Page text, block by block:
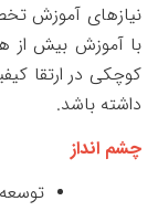
نیازهای آموزش
با آموزش بیش از
کوچکی در ارتقا
داشته باشد.
چشم انداز